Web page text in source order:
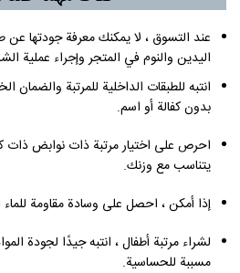
عند التسوق ، لا يمكنك معرفة جودتها
اليدين والنوم في المتجر وإجراء عملية
انتبه للطبقات الداخلية للمرتبة
بدون كفالة أو اسم.
احرص على اختيار مرتبة ذات نوابض ذات
يتناسب مع وزنك.
إذا أمكن ، احصل على وسادة مقاومة
لشراء مرتبة أطفال ، انتبه جيدًا لجودة
مسببة للحساسية.